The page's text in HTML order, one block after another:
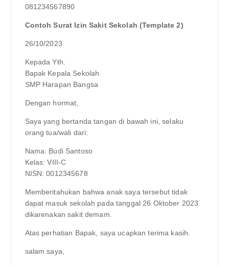
081234567890
Contoh Surat Izin Sakit Sekolah (Template 2)
26/10/2023
Kepada Yth.
Bapak Kepala Sekolah
SMP Harapan Bangsa
Dengan hormat,
Saya yang bertanda tangan di bawah ini, selaku
orang tua/wali dari:
Nama: Budi Santoso
Kelas: VIII-C
NISN: 0012345678
Memberitahukan bahwa anak saya tersebut tidak
dapat masuk sekolah pada tanggal 26 Oktober 2023
dikarenakan sakit demam.
Atas perhatian Bapak, saya ucapkan terima kasih.
salam saya,